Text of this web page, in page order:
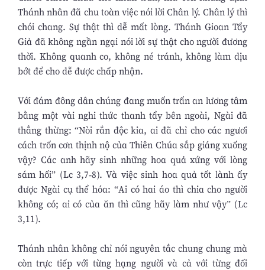
Thánh nhân đã chu toàn việc nói lời Chân lý. Chân lý thì
chói chang. Sự thật thì dễ mất lòng. Thánh Gioan Tẩy
Giả đã không ngần ngại nói lời sự thật cho người đương
thời. Không quanh co, không né tránh, không làm dịu
bớt để cho dễ được chấp nhận.
Với đám đông dân chúng đang muốn trấn an lương tâm
bằng một vài nghi thức thanh tẩy bên ngoài, Ngài đã
thẳng thừng: “Nòi rắn độc kia, ai đã chỉ cho các ngươi
cách trốn cơn thịnh nộ của Thiên Chúa sắp giáng xuống
vậy? Các anh hãy sinh những hoa quả xứng với lòng
sám hối” (Lc 3,7-8). Và việc sinh hoa quả tốt lành ấy
được Ngài cụ thể hóa: “Ai có hai áo thì chia cho người
không có; ai có của ăn thì cũng hãy làm như vậy” (Lc
3,11).
Thánh nhân không chỉ nói nguyên tắc chung chung mà
còn trực tiếp với từng hạng người và cả với từng đối